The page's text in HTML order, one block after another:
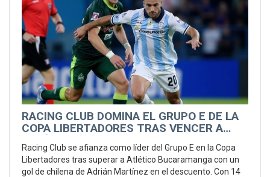
RACING CLUB DOMINA EL GRUPO E DE LA
COPA LIBERTADORES TRAS VENCER A
Racing Club se afianza como líder del Grupo E en la Copa
Libertadores tras superar a Atlético Bucaramanga con un
gol de chilena de Adrián Martínez en el descuento. Con 14